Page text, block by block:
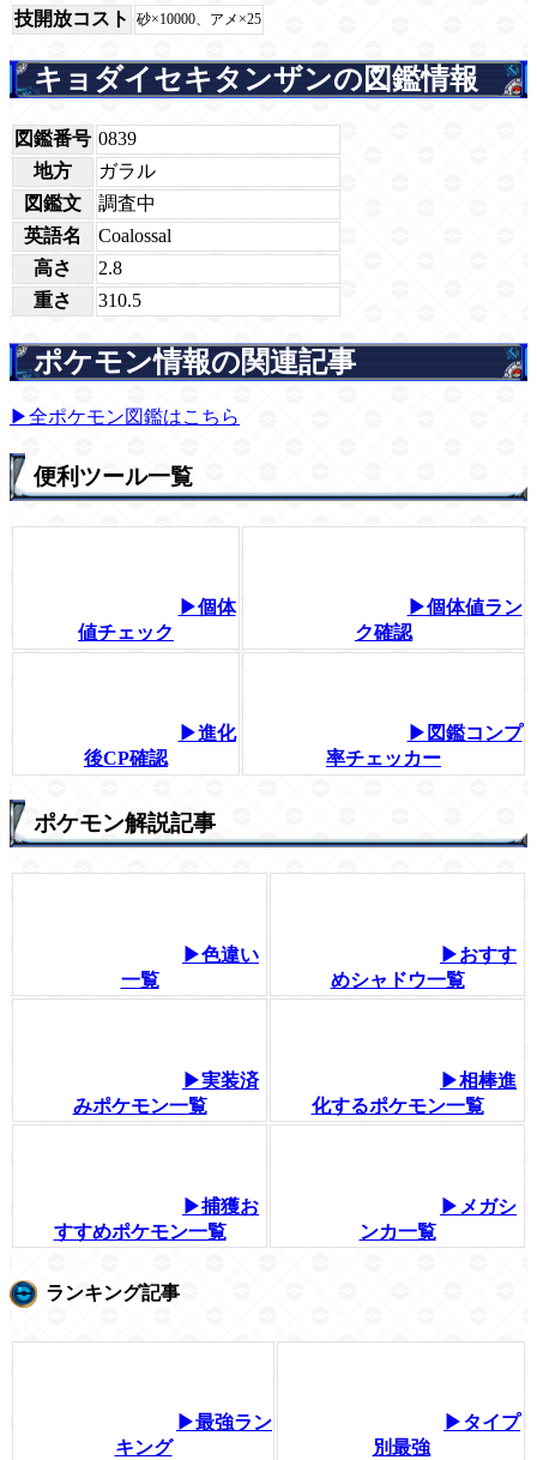
技開放コスト 砂×10000、アメ×25
キョダイセキタンザンの図鑑情報
図鑑番号 0839
地方
ガラル
図鑑文
調査中
英語名
Coalossal
高さ
2.8
重さ
310.5
ポケモン情報の関連記事
▶全ポケモン図鑑はこちら
便利ツール一覧
▶個体
値チェック
▶個体値ラン
ク確認
▶進化
後CP確認
▶図鑑コンプ
率チェッカー
ポケモン解説記事
▶色違い
一覧
▶おすす
めシャドウ一覧
▶実装済
みポケモン一覧
▶相棒進
化するポケモン一覧
▶捕獲お
すすめポケモン一覧
▶メガシ
ンカ一覧
ランキング記事
▶最強ラン
キング
▶タイプ
別最強